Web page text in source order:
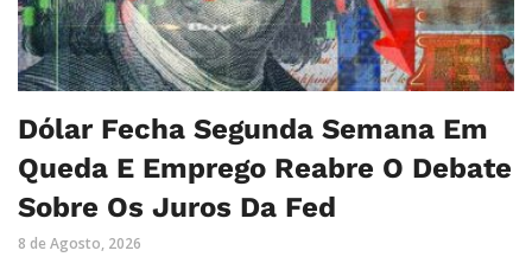
Dólar Fecha Segunda Semana Em
Queda E Emprego Reabre O Debate
Sobre Os Juros Da Fed
8 de Agosto, 2026